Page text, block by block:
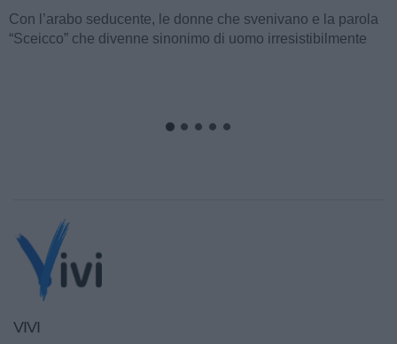
visto, con il film “I quattro cavalieri dell’Apocalisse”. Così
cominciava...
VIVI